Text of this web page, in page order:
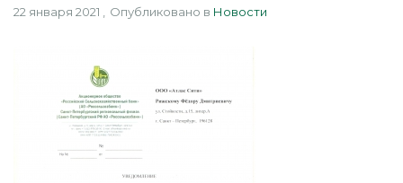
22 января 2021 Опубликовано в Новости